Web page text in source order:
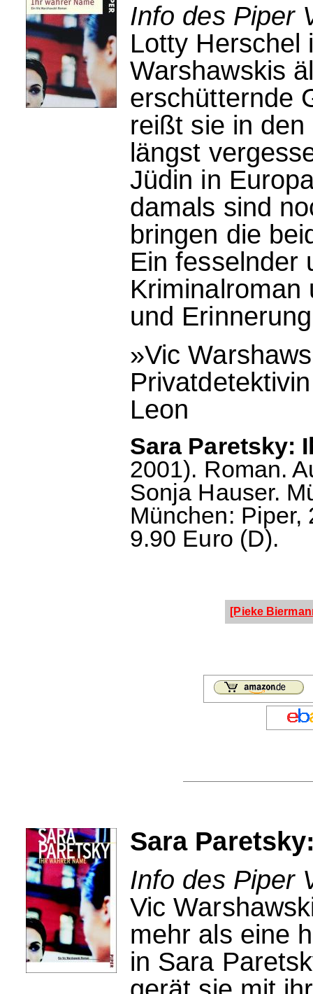
Info des Piper
Lotty Herschel
Warshawskis
erschütternde
reißt sie in
längst
Jüdin in
damals sind
bringen die
Ein fesselnder
Kriminalroman
und
»Vic
Leon
Sara Paretsky:
2001). Roman.
Sonja Hauser.
München: Piper,
9.90 Euro (D).
[Pieke
Sara
Info des Piper
Vic
mehr als eine
in Sara